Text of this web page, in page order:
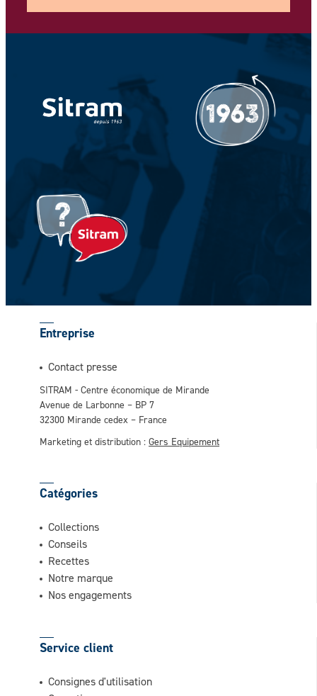
Votre Nom *
Entreprise
Contact presse
SITRAM - Centre économique de Mirande
Avenue de Larbonne – BP 7
32300 Mirande cedex – France
Marketing et distribution : Gers Equipement
Catégories
Collections
Conseils
Recettes
Notre marque
Nos engagements
Service client
Consignes d'utilisation